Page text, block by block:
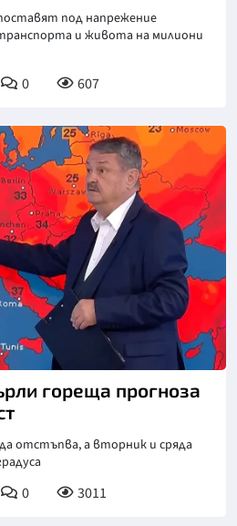
под напрежение
и живота на милиони
0 607
гореща прогноза
отстъпва, а вторник и сряда
0 3011